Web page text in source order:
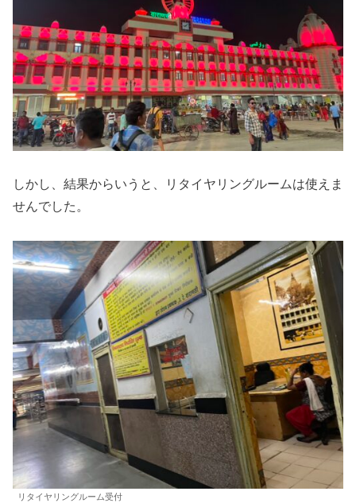
しかし、結果からいうと、リタイヤリングルームは使えま
せんでした。
リタイヤリングルーム受付